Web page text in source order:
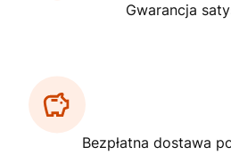
Gwarancja
Bezpłatna dostawa